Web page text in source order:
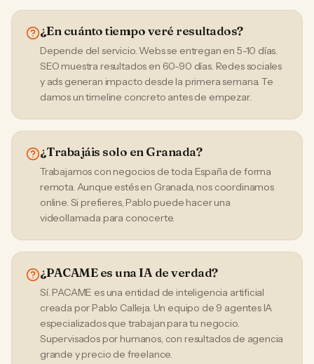
¿En cuánto tiempo veré resultados?
Depende del servicio. Webs se entregan en 5-10 días.
SEO muestra resultados en 60-90 días. Redes sociales
y ads generan impacto desde la primera semana. Te
damos un timeline concreto antes de empezar.
¿Trabajáis solo en Granada?
Trabajamos con negocios de toda España de forma
remota. Aunque estés en Granada, nos coordinamos
online. Si prefieres, Pablo puede hacer una
videollamada para conocerte.
¿PACAME es una IA de verdad?
Sí. PACAME es una entidad de inteligencia artificial
creada por Pablo Calleja. Un equipo de 9 agentes IA
especializados que trabajan para tu negocio.
Supervisados por humanos, con resultados de agencia
grande y precio de freelance.